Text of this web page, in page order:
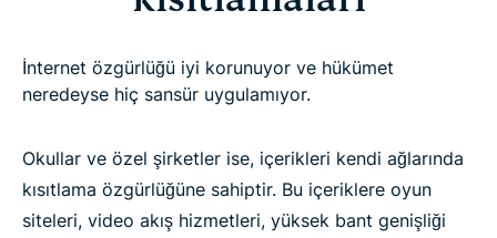
İnternet özgürlüğü iyi korunuyor ve hükümet
neredeyse hiç sansür uygulamıyor.
Okullar ve özel şirketler ise, içerikleri kendi ağlarında
kısıtlama özgürlüğüne sahiptir. Bu içeriklere oyun
siteleri, video akış hizmetleri, yüksek bant genişliği